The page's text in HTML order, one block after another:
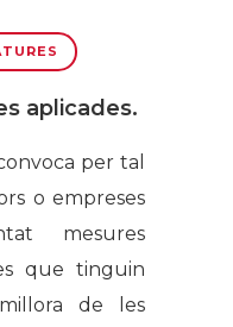
aplicades.
per tal
o empreses
mesures
que tinguin
de les